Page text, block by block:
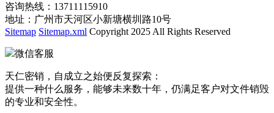
咨询热线：13711115910
地址：广州市天河区小新塘横圳路10号
Sitemap Sitemap.xml Copyright 2025 All Rights Reserved
微信客服
天仁密销，自成立之始便反复探索：
提供一种什么服务，能够未来数十年，仍满足客户对文件销毁
的专业和安全性。